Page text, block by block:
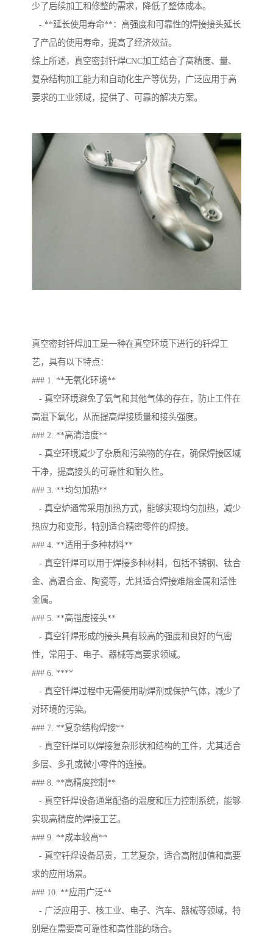
少了后续加工和修整的需求，降低了整体成本。
- **延长使用寿命**：高强度和可靠性的焊接接头延长
了产品的使用寿命，提高了经济效益。
综上所述，真空密封钎焊CNC加工结合了高精度、量、
复杂结构加工能力和自动化生产等优势，广泛应用于高
要求的工业领域，提供了、可靠的解决方案。
真空密封钎焊加工是一种在真空环境下进行的钎焊工
艺，具有以下特点：
### 1. **无氧化环境**
- 真空环境避免了氧气和其他气体的存在，防止工件在
高温下氧化，从而提高焊接质量和接头强度。
### 2. **高清洁度**
- 真空环境减少了杂质和污染物的存在，确保焊接区域
干净，提高接头的可靠性和耐久性。
### 3. **均匀加热**
- 真空炉通常采用加热方式，能够实现均匀加热，减少
热应力和变形，特别适合精密零件的焊接。
### 4. **适用于多种材料**
- 真空钎焊可以用于焊接多种材料，包括不锈钢、钛合
金、高温合金、陶瓷等，尤其适合焊接难熔金属和活性
金属。
### 5. **高强度接头**
- 真空钎焊形成的接头具有较高的强度和良好的气密
性，常用于、电子、器械等高要求领域。
### 6. ****
- 真空钎焊过程中无需使用助焊剂或保护气体，减少了
对环境的污染。
### 7. **复杂结构焊接**
- 真空钎焊可以焊接复杂形状和结构的工件，尤其适合
多层、多孔或微小零件的连接。
### 8. **高精度控制**
- 真空钎焊设备通常配备的温度和压力控制系统，能够
实现高精度的焊接工艺。
### 9. **成本较高**
- 真空钎焊设备昂贵，工艺复杂，适合高附加值和高要
求的应用场景。
### 10. **应用广泛**
- 广泛应用于、核工业、电子、汽车、器械等领域，特
别是在需要高可靠性和高性能的场合。